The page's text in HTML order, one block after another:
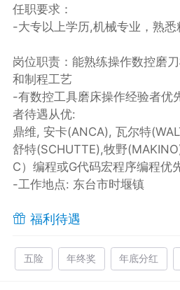
任职要求：
-大专以上学历,机械专业，熟悉
岗位职责：能熟练操作数控磨
和制程工艺
-有数控工具磨床操作经验者优
者待遇从优:
鼎维, 安卡(ANCA), 瓦尔特
舒特(SCHUTTE),牧野
C）编程或G代码宏程序编程优
-工作地点: 东台市时堰镇
福利待遇
五险 年终奖 年底分红